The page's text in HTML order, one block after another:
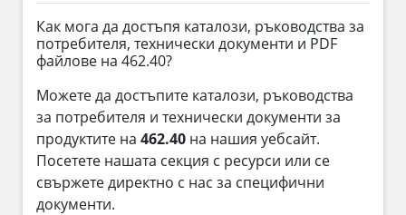
Как мога да достъпя каталози, ръководства за
потребителя, технически документи и PDF
файлове на 462.40?
Можете да достъпите каталози, ръководства
за потребителя и технически документи за
продуктите на 462.40 на нашия уебсайт.
Посетете нашата секция с ресурси или се
свържете директно с нас за специфични
документи.